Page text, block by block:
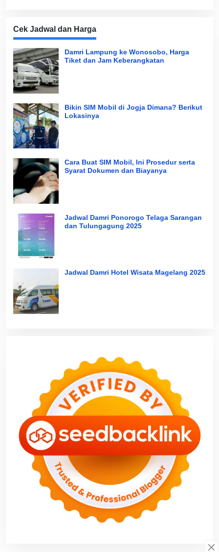
Cek Jadwal dan Harga
Damri Lampung ke Wonosobo, Harga
Tiket dan Jam Keberangkatan
Bikin SIM Mobil di Jogja Dimana? Berikut
Lokasinya
Cara Buat SIM Mobil, Ini Prosedur serta
Syarat Dokumen dan Biayanya
Jadwal Damri Ponorogo Telaga Sarangan
dan Tulungagung 2025
Jadwal Damri Hotel Wisata Magelang 2025